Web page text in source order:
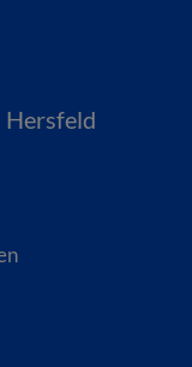
Hersfeld